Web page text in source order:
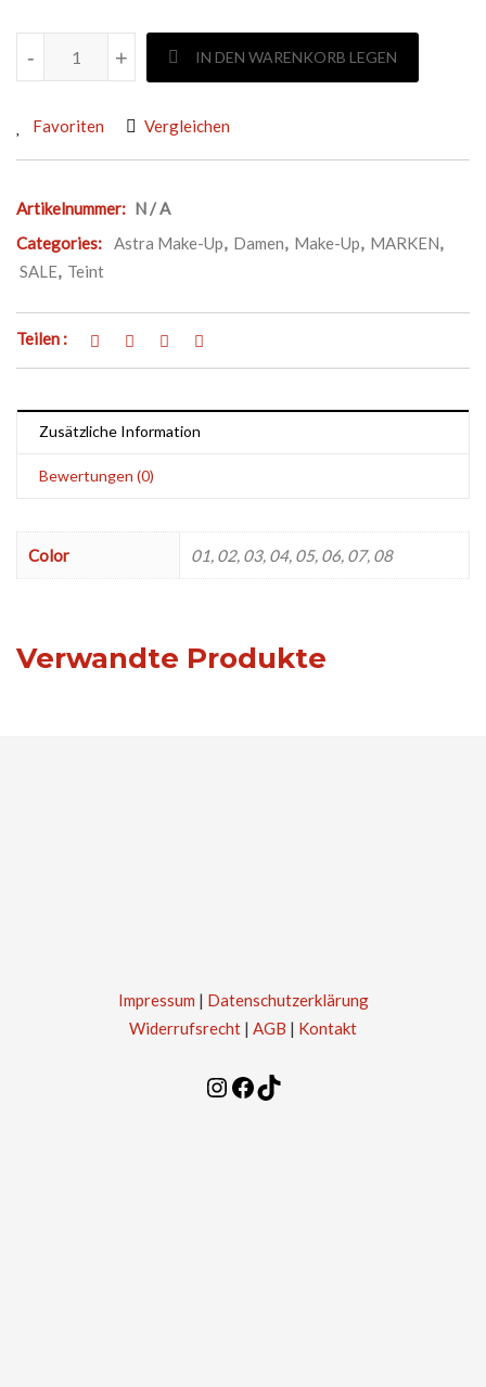
ASTRA MAKE-UP SOFT MAT FOUNDATION Menge
+
- IN DEN WARENKORB LEGEN
Favoriten Vergleichen
Artikelnummer: N / A
Categories:
Astra Make-Up, Damen, Make-Up, MARKEN,
SALE, Teint
Teilen :
Zusätzliche Information
Bewertungen (0)
Color 01, 02, 03, 04, 05, 06, 07, 08
Verwandte Produkte
Impressum | Datenschutzerklärung
Widerrufsrecht | AGB | Kontakt
Instagram
Facebook